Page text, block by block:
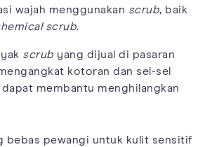
wajah menggunakan scrub, baik
scrub.
scrub yang dijual di pasaran
kotoran dan sel-sel
membantu menghilangkan
bebas pewangi untuk kulit sensitif